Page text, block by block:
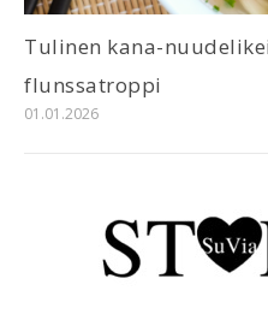
Tulinen kana-
flunssatroppi
01.01.2026